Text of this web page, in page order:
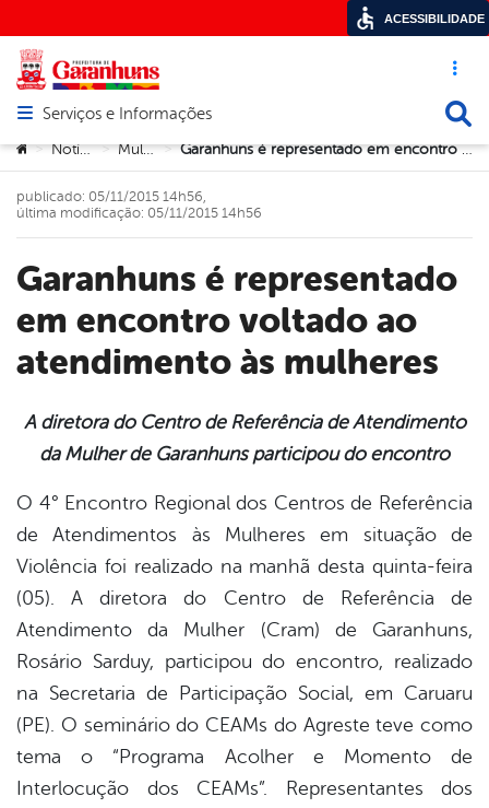
Acesso
Abrir menu principal de navegação
Serviços e Informações
Você está aqui:
> Notícias > Mulher > Garanhuns é representado em encontro voltado ao atendimento às mulheres
Garanhuns é representado
em encontro voltado ao
atendimento às mulheres
publicado: 05/11/2015 14h56,
última modificação: 05/11/2015 14h56
A diretora do Centro de Referência de Atendimento
da Mulher de Garanhuns participou do encontro
O 4° Encontro Regional dos Centros de Referência
de Atendimentos às Mulheres em situação de
Violência foi realizado na manhã desta quinta-feira
(05). A diretora do Centro de Referência de
Atendimento da Mulher (Cram) de Garanhuns,
Rosário Sarduy, participou do encontro, realizado
na Secretaria de Participação Social, em Caruaru
(PE). O seminário do CEAMs do Agreste teve como
tema o “Programa Acolher e Momento de
Interlocução dos CEAMs”. Representantes dos
ACESSIBILIDADE